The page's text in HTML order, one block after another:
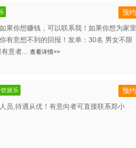
果你想赚钱，可以联系我！如果你想为家里
有意想不到的回报！发单：30名 男女不限
意者... 查看详情>>
预约
娱乐
员,待遇从优！有意向者可直接联系郑小
预约